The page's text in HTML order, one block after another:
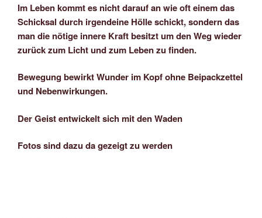
Im Leben kommt es nicht darauf an wie oft einem das
Schicksal durch irgendeine Hölle schickt, sondern das
man die nötige innere Kraft besitzt um den Weg wieder
zurück zum Licht und zum Leben zu finden.
Bewegung bewirkt Wunder im Kopf ohne Beipackzettel
und Nebenwirkungen.
Der Geist entwickelt sich mit den Waden
Fotos sind dazu da gezeigt zu werden